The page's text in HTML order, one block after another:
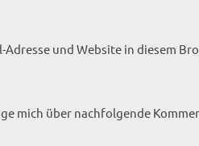
Adresse und Website in diesem
mich über nachfolgende